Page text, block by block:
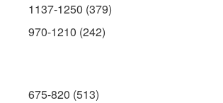
1137-1250 (379)
970-1210 (242)
675-820 (513)